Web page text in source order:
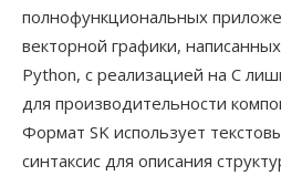
полнофункциональных
векторной графики,
Python, с реализацией на C
для производительности
Формат SK использует
синтаксис для описания